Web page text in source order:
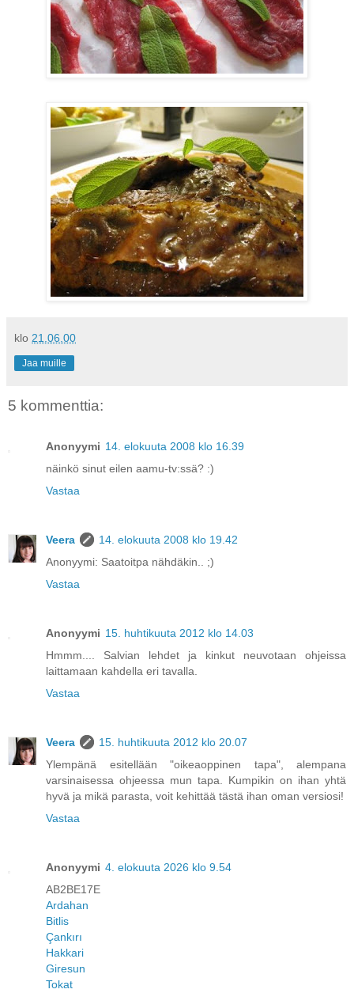
klo 21.06.00
Jaa muille
5 kommenttia:
Anonyymi 14. elokuuta 2008 klo 16.39
näinkö sinut eilen aamu-tv:ssä? :)
Vastaa
Veera
14. elokuuta 2008 klo 19.42
Anonyymi: Saatoitpa nähdäkin.. ;)
Vastaa
Anonyymi 15. huhtikuuta 2012 klo 14.03
Hmmm.... Salvian lehdet ja kinkut neuvotaan ohjeissa
laittamaan kahdella eri tavalla.
Vastaa
Veera
15. huhtikuuta 2012 klo 20.07
Ylempänä esitellään "oikeaoppinen tapa", alempana
varsinaisessa ohjeessa mun tapa. Kumpikin on ihan yhtä
hyvä ja mikä parasta, voit kehittää tästä ihan oman versiosi!
Vastaa
Anonyymi 4. elokuuta 2026 klo 9.54
AB2BE17E
Ardahan
Bitlis
Çankırı
Hakkari
Giresun
Tokat